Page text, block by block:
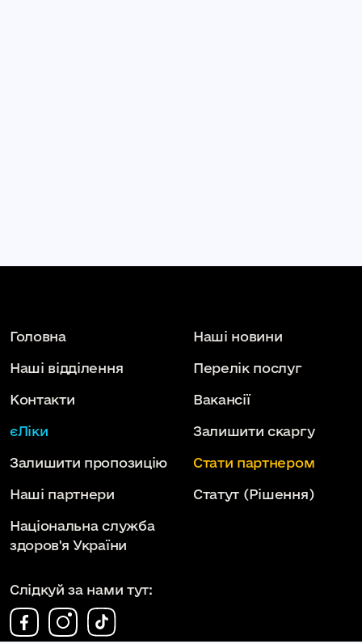
Головна Наші новини
Наші відділення Перелік послуг
Контакти Вакансії
єЛіки Залишити скаргу
Залишити пропозицію Стати партнером
Наші партнери Статут (Рішення)
Національна служба
здоров'я України
Слідкуй за нами тут: